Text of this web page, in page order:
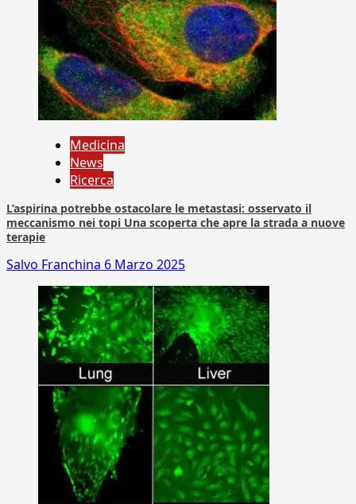
Medicina
News
Ricerca
L’aspirina potrebbe ostacolare le metastasi: osservato il
meccanismo nei topi Una scoperta che apre la strada a nuove
terapie
Salvo Franchina 6 Marzo 2025